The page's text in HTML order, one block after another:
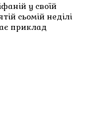
у своїй
сьомій неділі
приклад